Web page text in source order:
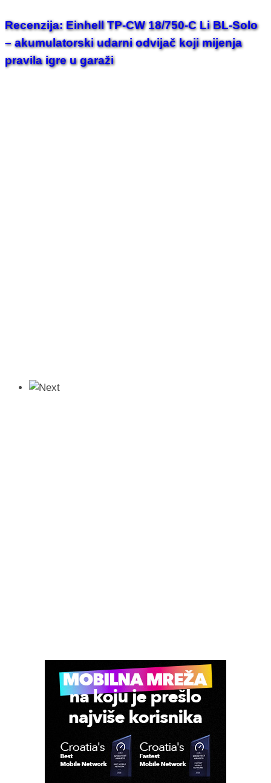
Recenzija: Einhell TP-CW 18/750-C Li BL-Solo
– akumulatorski udarni odvijač koji mijenja
pravila igre u garaži